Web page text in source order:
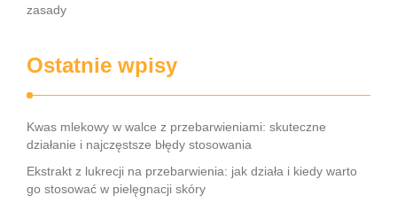
zasady
Ostatnie wpisy
Kwas mlekowy w walce z przebarwieniami: skuteczne
działanie i najczęstsze błędy stosowania
Ekstrakt z lukrecji na przebarwienia: jak działa i kiedy warto
go stosować w pielęgnacji skóry